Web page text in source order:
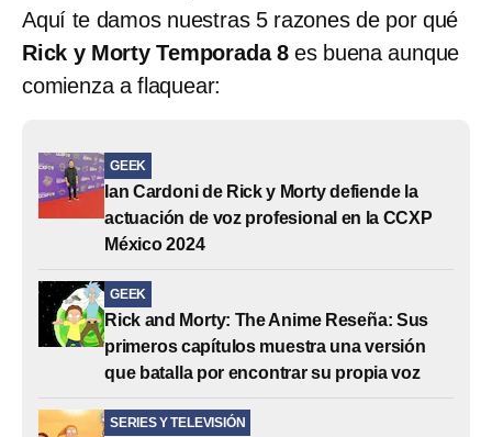
Aquí te damos nuestras 5 razones de por qué
Rick y Morty Temporada 8es buena aunque
comienza a flaquear:
GEEK
Ian Cardoni de Rick y Morty defiende la
actuación de voz profesional en la CCXP
México 2024
GEEK
Rick and Morty: The Anime Reseña: Sus
primeros capítulos muestra una versión
que batalla por encontrar su propia voz
SERIES Y TELEVISIÓN